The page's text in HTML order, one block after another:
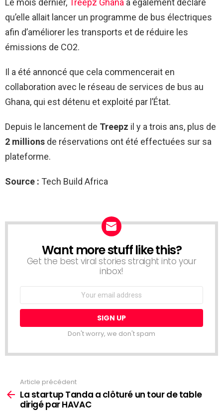
Le mois dernier, Treepz Ghana a également déclaré
qu’elle allait lancer un programme de bus électriques
afin d’améliorer les transports et de réduire les
émissions de CO2.
Il a été annoncé que cela commencerait en
collaboration avec le réseau de services de bus au
Ghana, qui est détenu et exploité par l’État.
Depuis le lancement de Treepz il y a trois ans, plus de
2 millions de réservations ont été effectuées sur sa
plateforme.
Source : Tech Build Africa
NEWSLETTER
Want more stuff like this?
Get the best viral stories straight into your
inbox!
Email
Don't worry, we don't spam
plus
Article précédent
La startup Tanda a clôturé un tour de table
dirigé par HAVAC